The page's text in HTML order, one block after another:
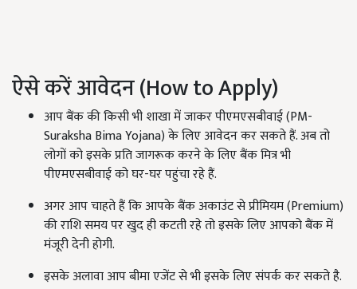
ऐसे करें आवेदन (How to Apply)
आप बैंक की किसी भी शाखा में जाकर पीएमएसबीवाई (PM-
Suraksha Bima Yojana) के लिए आवेदन कर सकते हैं. अब तो
लोगों को इसके प्रति जागरूक करने के लिए बैंक मित्र भी
पीएमएसबीवाई को घर-घर पहुंचा रहे हैं.
अगर आप चाहते हैं कि आपके बैंक अकाउंट से प्रीमियम (Premium)
की राशि समय पर खुद ही कटती रहे तो इसके लिए आपको बैंक में
मंजूरी देनी होगी.
इसके अलावा आप बीमा एजेंट से भी इसके लिए संपर्क कर सकते है.